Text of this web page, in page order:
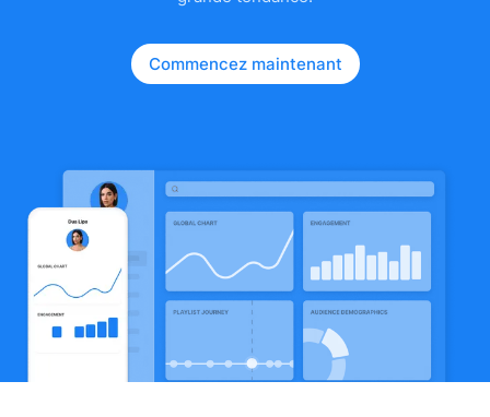
Commencez maintenant